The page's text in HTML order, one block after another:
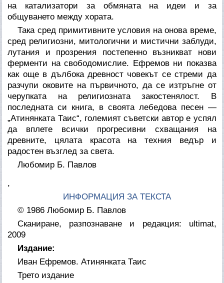
на катализатори за обмяната на идеи и за
общуването между хората.
Така сред примитивните условия на онова време,
сред религиозни, митологични и мистични заблуди,
лутания и прозрения постепенно възникват нови
ферменти на свободомислие. Ефремов ни показва
как още в дълбока древност човекът се стреми да
разчупи оковите на първичното, да се изтръгне от
черупката на религиозната закостенялост. В
последната си книга, в своята лебедова песен —
„Атинянката Таис“, големият съветски автор е успял
да вплете всички прогресивни схващания на
древните, цялата красота на техния ведър и
радостен възглед за света.
Любомир Б. Павлов
,
ИНФОРМАЦИЯ ЗА ТЕКСТА
© 1986 Любомир Б. Павлов
Сканиране, разпознаване и редакция: ultimat,
2009
Издание:
Иван Ефремов. Атинянката Таис
Трето издание